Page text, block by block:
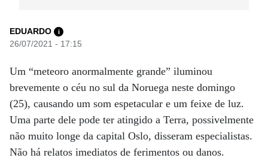
EDUARDO i
26/07/2021 - 17:15
Um “meteoro anormalmente grande” iluminou
brevemente o céu no sul da Noruega neste domingo
(25), causando um som espetacular e um feixe de luz.
Uma parte dele pode ter atingido a Terra, possivelmente
não muito longe da capital Oslo, disseram especialistas.
Não há relatos imediatos de ferimentos ou danos.